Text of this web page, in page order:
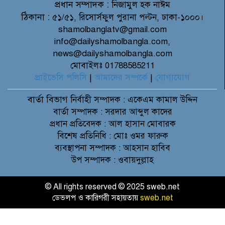
প্রধান সম্পাদক : নিজামুল হক নাঈম
ঠিকানা : ৫১/৫১, রিসোর্সফুল পুরানা পল্টন, ঢাকা-১০০০।
shamolbanglatv@gmail.com
info@dailyshamolbangla.com,
news@dailyshamolbangla.com
মোবাইলঃ 01788585211
প্রাইভেসি পলিসি | আমাদের সম্পর্কে | যোগাযোগ
বার্তা বিভাগনির্বাহী সম্পাদক : একেএম কামাল উদ্দিন
বার্তা সম্পাদক : সরদার আব্দুল কাদের
প্রধান প্রতিবেদক : আল হাসান মোবারক
বিশেষ প্রতিনিধি : মোঃ ওমর ফারুক
ব্যবস্থাপনা সম্পাদক : আহসান হাবিব
উপ সম্পাদক : ওবায়দুল্লাহ
© All rights reserved © 2025 sweb.net
ডেভলপ ও কারিগরী সহায়তায়sweb.net